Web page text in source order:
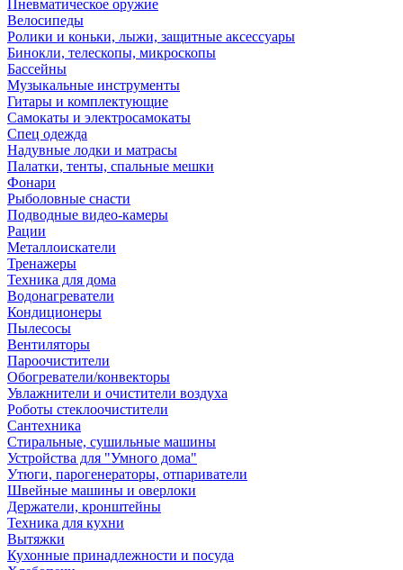
Пневматическое оружие
Велосипеды
Ролики и коньки, лыжи, защитные аксессуары
Бинокли, телескопы, микроскопы
Бассейны
Музыкальные инструменты
Гитары и комплектующие
Самокаты и электросамокаты
Спец одежда
Надувные лодки и матрасы
Палатки, тенты, спальные мешки
Фонари
Рыболовные снасти
Подводные видео-камеры
Рации
Металлоискатели
Тренажеры
Техника для дома
Водонагреватели
Кондиционеры
Пылесосы
Вентиляторы
Пароочистители
Обогреватели/конвекторы
Увлажнители и очистители воздуха
Роботы стеклоочистители
Сантехника
Стиральные, сушильные машины
Устройства для "Умного дома"
Утюги, парогенераторы, отпариватели
Швейные машины и оверлоки
Держатели, кронштейны
Техника для кухни
Вытяжки
Кухонные принадлежности и посуда